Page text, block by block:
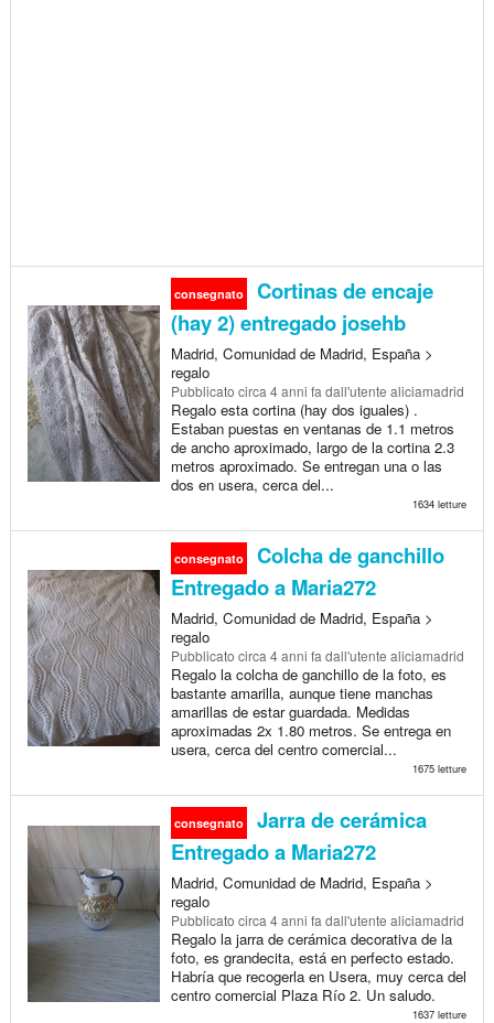
consegnato
Cortinas de encaje
(hay 2) entregado josehb
Madrid, Comunidad de Madrid, España >
regalo
Pubblicato circa 4 anni fa dall'utente aliciamadrid
Regalo esta cortina (hay dos iguales) .
Estaban puestas en ventanas de 1.1 metros
de ancho aproximado, largo de la cortina 2.3
metros aproximado. Se entregan una o las
dos en usera, cerca del...
1634 letture
consegnato
Colcha de ganchillo
Entregado a Maria272
Madrid, Comunidad de Madrid, España >
regalo
Pubblicato circa 4 anni fa dall'utente aliciamadrid
Regalo la colcha de ganchillo de la foto, es
bastante amarilla, aunque tiene manchas
amarillas de estar guardada. Medidas
aproximadas 2x 1.80 metros. Se entrega en
usera, cerca del centro comercial...
1675 letture
consegnato
Jarra de cerámica
Entregado a Maria272
Madrid, Comunidad de Madrid, España >
regalo
Pubblicato circa 4 anni fa dall'utente aliciamadrid
Regalo la jarra de cerámica decorativa de la
foto, es grandecita, está en perfecto estado.
Habría que recogerla en Usera, muy cerca del
centro comercial Plaza Río 2. Un saludo.
1637 letture